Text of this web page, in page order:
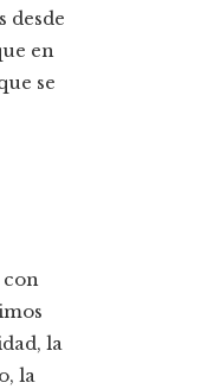
desde
en
se
con
la
la